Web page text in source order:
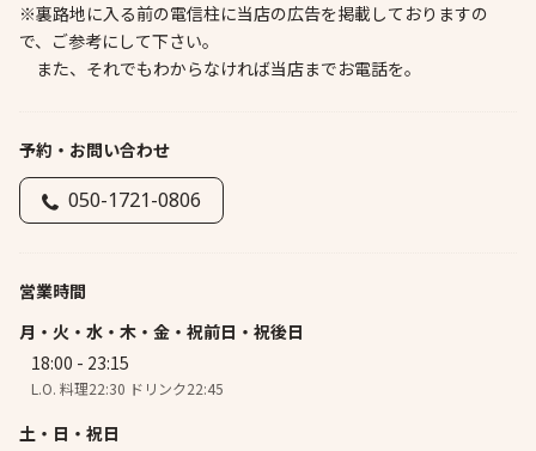
※裏路地に入る前の電信柱に当店の広告を掲載しておりますの
で、ご参考にして下さい。
また、それでもわからなければ当店までお電話を。
予約・お問い合わせ
050-1721-0806
営業時間
月・火・水・木・金・祝前日・祝後日
18:00 - 23:15
L.O. 料理22:30 ドリンク22:45
土・日・祝日